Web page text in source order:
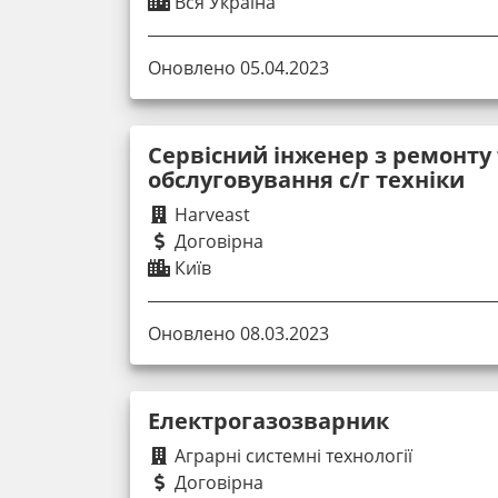
Оновлено 05.04.2023
Сервісний інженер з ремонту
обслуговування с/г техніки
Harveast
Договірна
Київ
Оновлено 08.03.2023
Електрогазозварник
Аграрні системні технології
Договірна